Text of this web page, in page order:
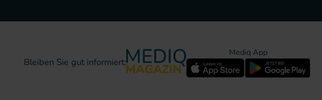
Bleiben Sie gut informiert:
Mediq App